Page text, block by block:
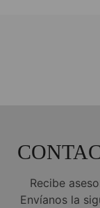
Recibe
Envíanos la